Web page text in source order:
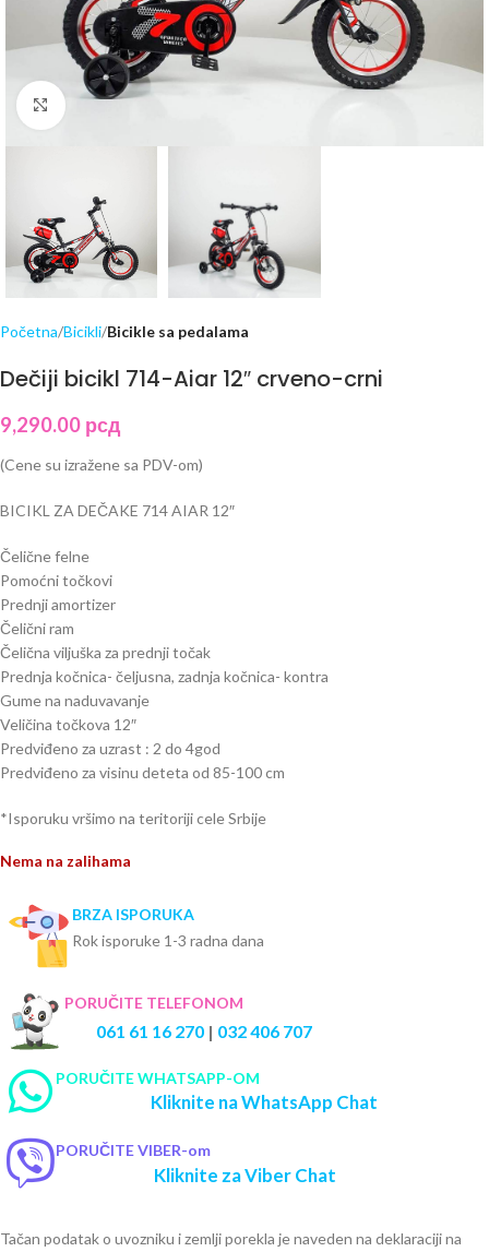
Click to enlarge
Početna Bicikli Bicikle sa pedalama
Dečiji bicikl 714-Aiar 12″ crveno-crni
9,290.00 рсд
(Cene su izražene sa PDV-om)
BICIKL ZA DEČAKE 714 AIAR 12″
Čelične felne
Pomoćni točkovi
Prednji amortizer
Čelični ram
Čelična viljuška za prednji točak
Prednja kočnica- čeljusna, zadnja kočnica- kontra
Gume na naduvavanje
Veličina točkova 12″
Predviđeno za uzrast : 2 do 4god
Predviđeno za visinu deteta od 85-100 cm
*Isporuku vršimo na teritoriji cele Srbije
Nema na zalihama
BRZA ISPORUKA
Rok isporuke 1-3 radna dana
PORUČITE TELEFONOM
061 61 16 270 | 032 406 707
PORUČITE WHATSAPP-OM
Kliknite na WhatsApp Chat
PORUČITE VIBER-om
Kliknite za Viber Chat
Tačan podatak o uvozniku i zemlji porekla je naveden na deklaraciji na